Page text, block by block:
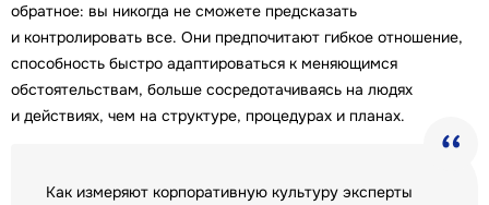
обратное: вы никогда не сможете предсказать
и контролировать все. Они предпочитают гибкое отношение,
способность быстро адаптироваться к меняющимся
обстоятельствам, больше сосредотачиваясь на людях
и действиях, чем на структуре, процедурах и планах.
Как измеряют корпоративную культуру эксперты